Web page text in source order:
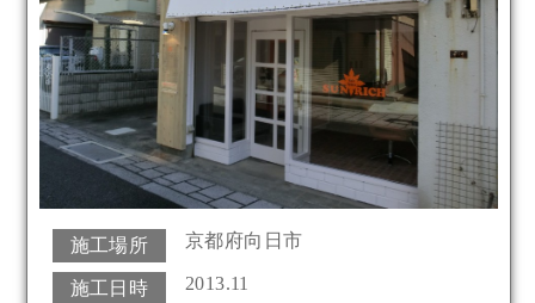
施工場所 京都府向日市
施工日時 2013.11